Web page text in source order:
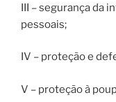
III – segurança da
pessoais;
IV – proteção e
V – proteção à